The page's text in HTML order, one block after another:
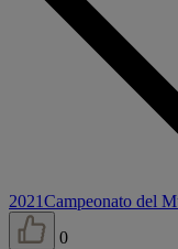
2021Campeonato del
0